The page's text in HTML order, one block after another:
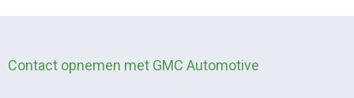
Contact opnemen met GMC Automotive